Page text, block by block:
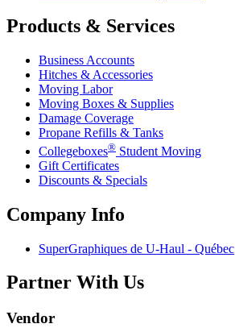
Products & Services
Business Accounts
Hitches & Accessories
Moving Labor
Moving Boxes & Supplies
Damage Coverage
Propane Refills & Tanks
Collegeboxes® Student Moving
Gift Certificates
Discounts & Specials
Company Info
SuperGraphiques de U-Haul - Québec
Partner With Us
Vendor